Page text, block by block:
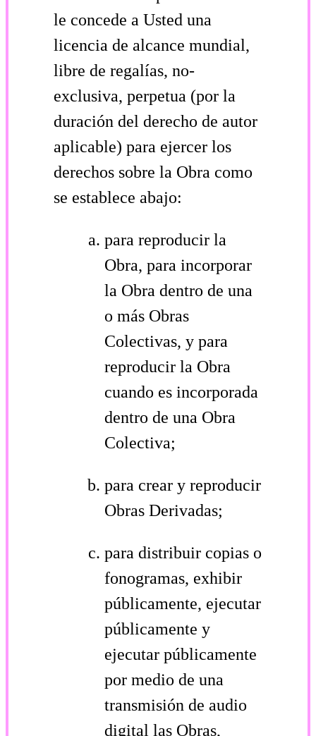
le concede a Usted una
licencia de alcance mundial,
libre de regalías, no-
exclusiva, perpetua (por la
duración del derecho de autor
aplicable) para ejercer los
derechos sobre la Obra como
se establece abajo:
para reproducir la
Obra, para incorporar
la Obra dentro de una
o más Obras
Colectivas, y para
reproducir la Obra
cuando es incorporada
dentro de una Obra
Colectiva;
para crear y reproducir
Obras Derivadas;
para distribuir copias o
fonogramas, exhibir
públicamente, ejecutar
públicamente y
ejecutar públicamente
por medio de una
transmisión de audio
digital las Obras,